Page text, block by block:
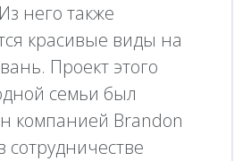
него также
красивые виды на
Проект этого
семьи был
компанией Brandon
сотрудничестве